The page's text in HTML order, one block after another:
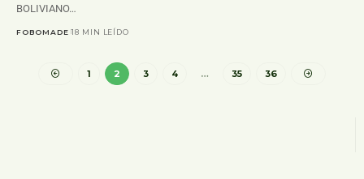
BOLIVIANO…
FOBOMADE 18 MIN LEÍDO
1 2 3 4 … 35 36